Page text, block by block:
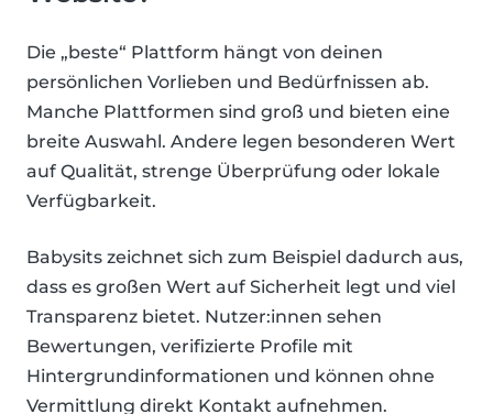
Die „beste“ Plattform hängt von deinen
persönlichen Vorlieben und Bedürfnissen ab.
Manche Plattformen sind groß und bieten eine
breite Auswahl. Andere legen besonderen Wert
auf Qualität, strenge Überprüfung oder lokale
Verfügbarkeit.
Babysits zeichnet sich zum Beispiel dadurch aus,
dass es großen Wert auf Sicherheit legt und viel
Transparenz bietet. Nutzer:innen sehen
Bewertungen, verifizierte Profile mit
Hintergrundinformationen und können ohne
Vermittlung direkt Kontakt aufnehmen.